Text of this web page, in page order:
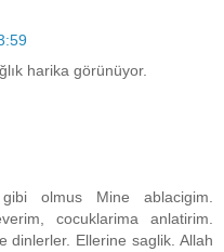
harika görünüyor.
olmus Mine ablacigim.
cocuklarima anlatirim.
dinlerler. Ellerine saglik. Allah